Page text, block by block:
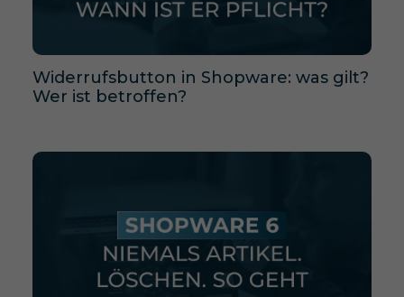
Widerrufsbutton in Shopware: was gilt?
Wer ist betroffen?